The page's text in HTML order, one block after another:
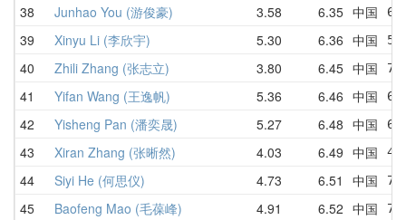
38 Junhao You (游俊豪) 3.58 6.35 中国
39 Xinyu Li (李欣宇) 5.30 6.36 中国
40 Zhili Zhang (张志立) 3.80 6.45 中国
41 Yifan Wang (王逸帆) 5.36 6.46 中国
42 Yisheng Pan (潘奕晟) 5.27 6.48 中国
43 Xiran Zhang (张晰然) 4.03 6.49 中国
44 Siyi He (何思仪) 4.73 6.51 中国
45 Baofeng Mao (毛葆峰) 4.91 6.52 中国